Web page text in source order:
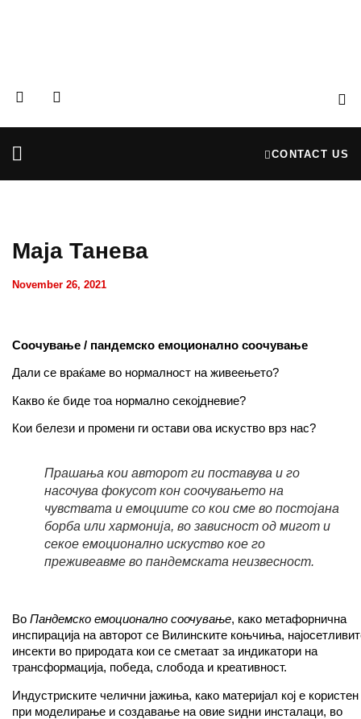
CONTACT US
Маја Танева
November 26, 2021
Соочување / пандемско емоционално соочување
Дали се враќаме во нормалност на живеењето?
Какво ќе биде тоа нормално секојдневие?
Кои белези и промени ги остави ова искуство врз нас?
Прашања кои авторот ги поставува и го
насочува фокусот кон соочувањето на
чувствата и емоциите со кои сме во постојана
борба или хармонија, во зависност од мигот и
секое емоционално искуство кое го
преживеавме во пандемската неизвесност.
Во Пандемско емоционално соочување, како метафорнична
инспирација на авторот се Вилинските коњчиња,
инсекти во природата кои се сметаат за индикатори на
трансформација, победа, слобода и креативност.
Индустриските челични јажиња, како материјал кој е користен
при моделирање и создавање на овие ѕидни инсталаци, во